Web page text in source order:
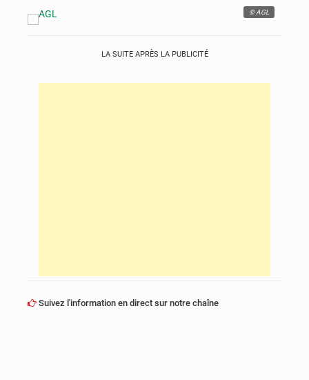
© AGL
LA SUITE APRÈS LA PUBLICITÉ
Suivez l'information en direct sur notre chaîne